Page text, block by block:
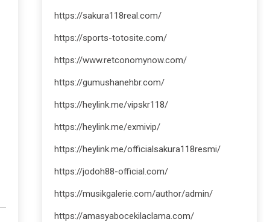
https://sakura118real.com/
https://sports-totosite.com/
https://www.retconomynow.com/
https://gumushanehbr.com/
https://heylink.me/vipskr118/
https://heylink.me/exmivip/
https://heylink.me/officialsakura118resmi/
https://jodoh88-official.com/
https://musikgalerie.com/author/admin/
https://amasyabocekilaclama.com/